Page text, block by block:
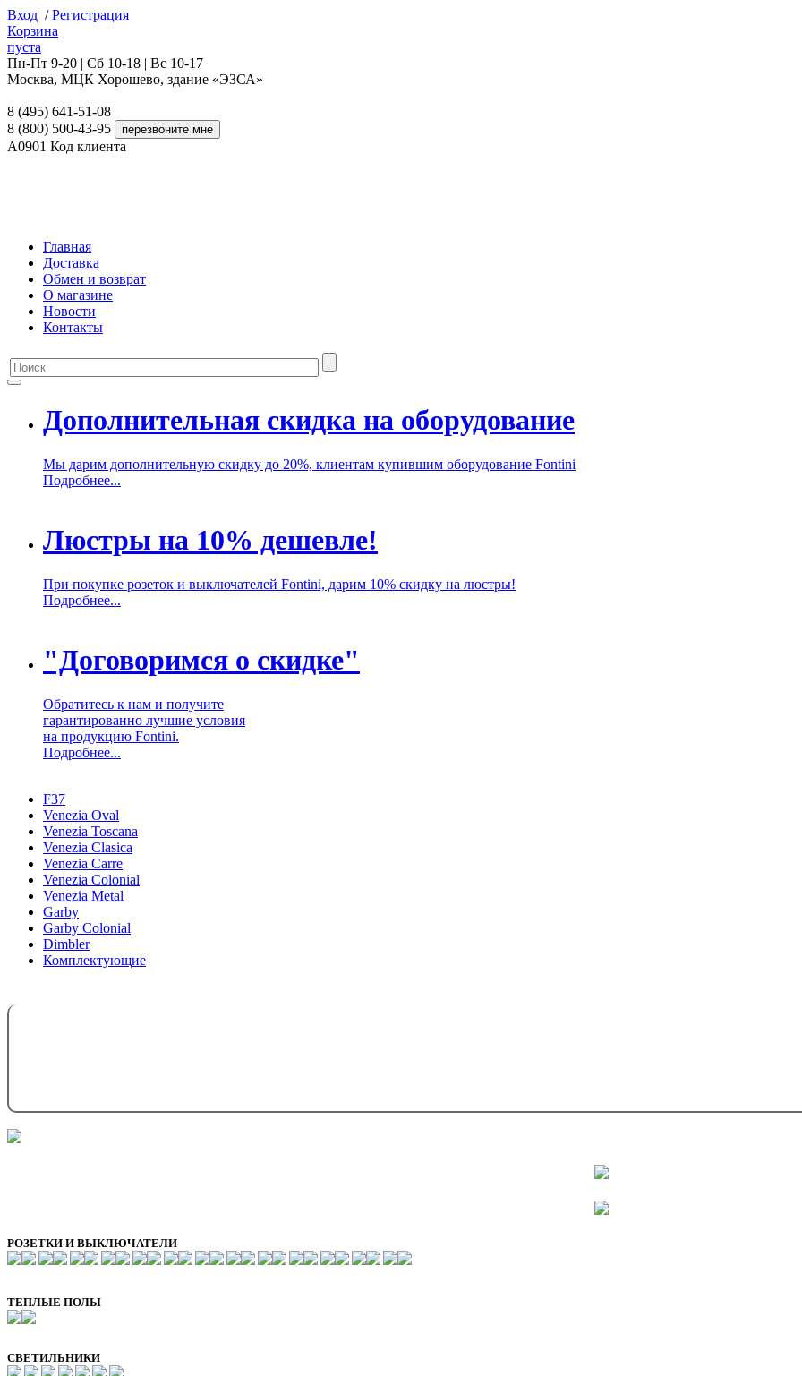
Вход / Регистрация
Корзина
пуста
Пн-Пт 9-20 | Сб 10-18 | Вс 10-17
Москва, МЦК Хорошево, здание «ЭЗСА»
8 (495) 641-51-08
8 (800) 500-43-95
A0901 Код клиента
Главная
Доставка
Обмен и возврат
О магазине
Новости
Контакты
Дополнительная скидка на оборудование
Мы дарим дополнительную скидку до 20%, клиентам купившим оборудование Fontini
Подробнее...
Люстры на 10% дешевле!
При покупке розеток и выключателей Fontini, дарим 10% скидку на люстры!
Подробнее...
"Договоримся о скидке"
Обратитесь к нам и получите
гарантированно лучшие условия
на продукцию Fontini.
Подробнее...
F37
Venezia Oval
Venezia Toscana
Venezia Clasica
Venezia Carre
Venezia Colonial
Venezia Metal
Garby
Garby Colonial
Dimbler
Комплектующие
РОЗЕТКИ И ВЫКЛЮЧАТЕЛИ
ТЕПЛЫЕ ПОЛЫ
СВЕТИЛЬНИКИ